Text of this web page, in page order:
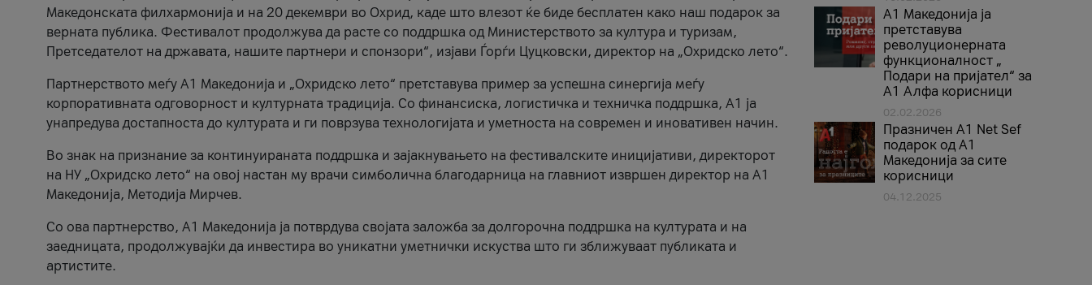
Македонската филхармонија и на 20 декември во Охрид, каде што влезот ќе биде бесплатен како наш подарок за
верната публика. Фестивалот продолжува да расте со поддршка од Министерството за култура и туризам,
Претседателот на државата, нашите партнери и спонзори“, изјави Ѓорѓи Цуцковски, директор на „Охридско лето“.
Партнерството меѓу A1 Македонија и „Охридско лето“ претставува пример за успешна синергија меѓу
корпоративната одговорност и културната традиција. Со финансиска, логистичка и техничка поддршка, A1 ја
унапредува достапноста до културата и ги поврзува технологијата и уметноста на современ и иновативен начин.
Во знак на признание за континуираната поддршка и зајакнувањето на фестивалските иницијативи, директорот
на НУ „Охридско лето“ на овој настан му врачи симболична благодарница на главниот извршен директор на A1
Македонија, Методија Мирчев.
Со ова партнерство, A1 Македонија ја потврдува својата заложба за долгорочна поддршка на културата и на
заедницата, продолжувајќи да инвестира во уникатни уметнички искуства што ги зближуваат публиката и
артистите.
А1 Македонија ја
претставува
револуционерната
функционалност „
Подари на пријател“ за
А1 Алфа корисници
02.02.2026
Празничен A1 Net Sеf
подарок од А1
Македонија за сите
корисници
04.12.2025